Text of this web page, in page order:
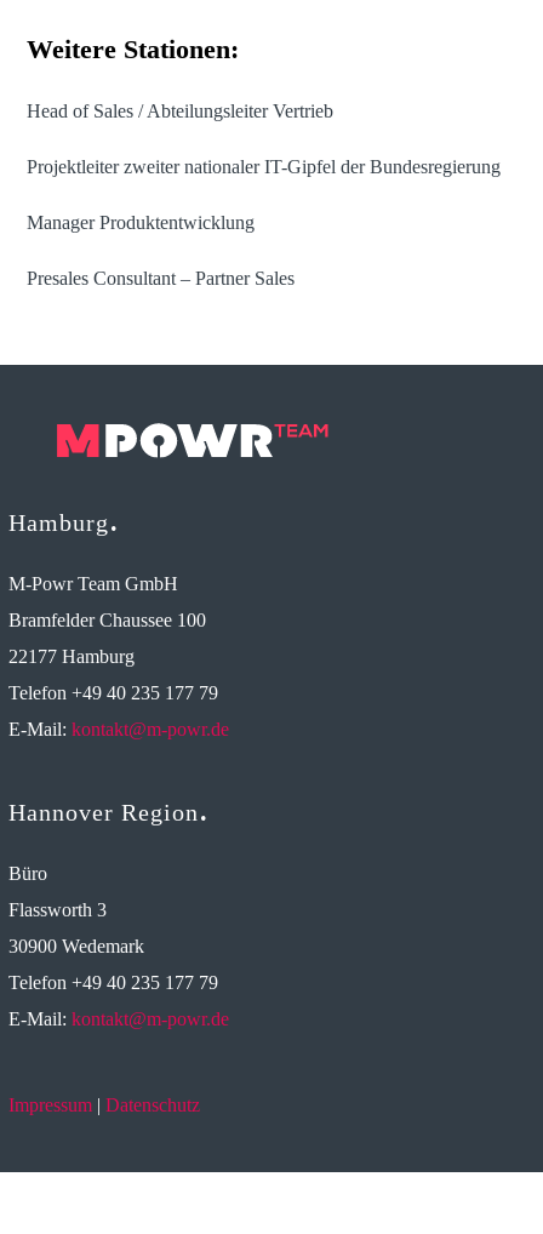
Weitere Stationen:
Head of Sales / Abteilungsleiter Vertrieb
Projektleiter zweiter nationaler IT-Gipfel der Bundesregierung
Manager Produktentwicklung
Presales Consultant – Partner Sales
Hamburg
M-Powr Team GmbH
Bramfelder Chaussee 100
22177 Hamburg
Telefon +49 40 235 177 79
E-Mail:kontakt@m-powr.de
Hannover Region
Büro
Flassworth 3
30900 Wedemark
Telefon +49 40 235 177 79
E-Mail:kontakt@m-powr.de
Impressum |Datenschutz